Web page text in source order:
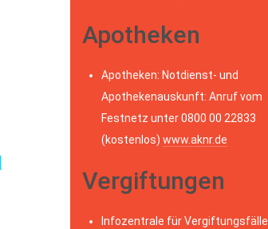
Apotheken
Apotheken: Notdienst- und
Apothekenauskunft: Anruf vom
Festnetz unter 0800 00 22833
(kostenlos) www.aknr.de
Vergiftungen
Infozentrale für Vergiftungsfälle